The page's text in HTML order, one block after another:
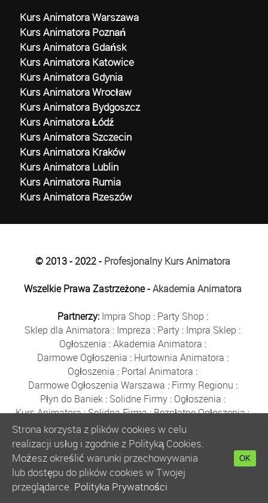
Kurs Animatora Warszawa
Kurs Animatora Poznań
Kurs Animatora Gdańsk
Kurs Animatora Katowice
Kurs Animatora Gdynia
Kurs Animatora Wrocław
Kurs Animatora Bydgoszcz
Kurs Animatora Łódź
Kurs Animatora Szczecin
Kurs Animatora Kraków
Kurs Animatora Lublin
Kurs Animatora Rumia
Kurs Animatora Rzeszów
© 2013 - 2022 - Profesjonalny Kurs Animatora
Wszelkie Prawa Zastrzeżone -Akademia Animatora
Partnerzy: Impra Shop : Party Shop :
Sklep dla Animatora : Impreza : Party : Impra Sklep :
Ogłoszenia :Akademia Animatora :
Darmowe Ogłoszenia : Hurtownia Animatora :
Ogłoszenia : Portal Animatora :
Darmowe Ogłoszenia Warszawa : Firmy Regionu :
Płyn do Baniek: Solidne Firmy: Ogłoszenia :
Kurs Animatora:Solidna Firma:Bezpłatne Ogłoszenia:
Animator Czasu Wolnego:
Bezpłatne Ogłoszenia Warszawa:sklep animatora
Bańki Mydlane:Bezpłatne Ogłoszenia
Szkolenie Animatorów:Kurs Animatora
:
Kurs Animatora Warszawa :Rumia
Kurs Animatora Poznań:
Strona korzysta z plików cookies w celu
realizacji usług i zgodnie z Polityką Cookies.
Możesz określić warunki przechowywania
lub dostępu do plików cookies w Twojej
przeglądarce. Polityka Prywatności
OK